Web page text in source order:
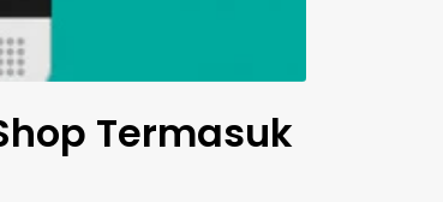
Termasuk